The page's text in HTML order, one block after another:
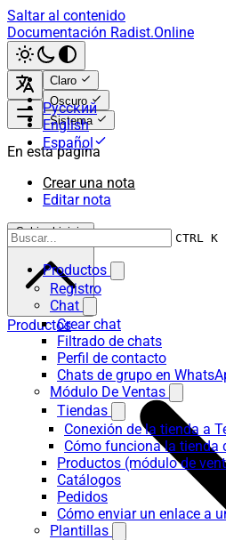
Saltar al contenido
Documentación Radist.Online
Claro
Oscuro
Sistema
Русский
English
Español
CTRL K
Productos
Registro
Chat
Crear chat
Filtrado de chats
Perfil de contacto
Chats de grupo en
Módulo De Ventas
Tiendas
Conexión de la tienda a
Cómo funciona la tienda
Productos (módulo de
Catálogos
Pedidos
Cómo enviar un enlace a
Plantillas
En esta página
Crear una nota
Editar nota
Subir al inicio
Productos